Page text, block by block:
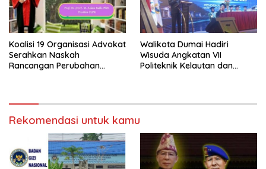
Koalisi 19 Organisasi Advokat
Serahkan Naskah
Rancangan Perubahan
Walikota Dumai Hadiri
Wisuda Angkatan VII
Politeknik Kelautan dan
Rekomendasi untuk kamu